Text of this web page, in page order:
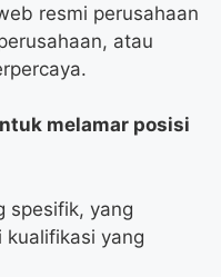
resmi perusahaan
atau
melamar posisi
spesifik, yang
yang